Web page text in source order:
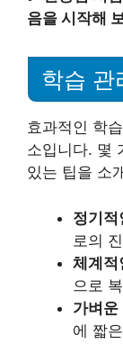
음을 시작해
학습 관
효과적인 학
소입니다. 몇
있는 팁을 소
정기적
로의
체계적
으로
가벼운
에 짧